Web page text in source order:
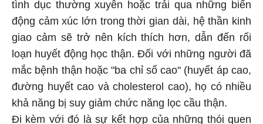
tình dục thường xuyên hoặc trải qua những biến
động cảm xúc lớn trong thời gian dài, hệ thần kinh
giao cảm sẽ trở nên kích thích hơn, dẫn đến rối
loạn huyết động học thận. Đối với những người đã
mắc bệnh thận hoặc "ba chỉ số cao" (huyết áp cao,
đường huyết cao và cholesterol cao), họ có nhiều
khả năng bị suy giảm chức năng lọc cầu thận.
Đi kèm với đó là sự kết hợp của những thói quen